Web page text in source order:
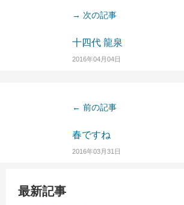
→ 次の記事
十四代 龍泉
2016年04月04日
← 前の記事
春ですね
2016年03月31日
最新記事